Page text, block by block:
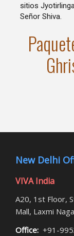
sitios
Señor Shiva.
New Delhi
VIVA India
A20, 1st Floor,
Mall, Laxmi
Office: +91-